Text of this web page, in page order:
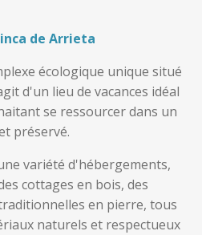
de Arrieta
écologique unique situé
d'un lieu de vacances idéal
se ressourcer dans un
préservé.
variété d'hébergements,
cottages en bois, des
en pierre, tous
naturels et respectueux